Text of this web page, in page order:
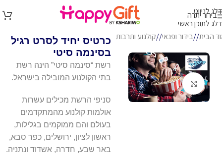
דלג לניווט
דלג לתוכן ראשי
בירור יתרה
הבית/ בידור ופנאי/ קולנוע ותרבות
לחץ להגדלה
כרטיס יחיד לסרט רגיל
בסינמה סיטי
רשת “סינמה סיטי” הינה רשת
בתי הקולנוע המובילה בישראל.
סניפי הרשת מכילים עשרות
אולמות קולנוע מהמתקדמים
בעולם והם ממוקמים בגלילות,
ראשון לציון, ירושלים, כפר סבא,
באר שבע, חדרה, אשדוד ונתניה.